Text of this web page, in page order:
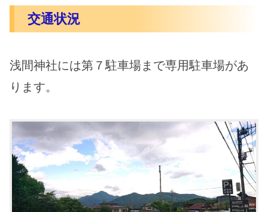
交通状況
浅間神社には第７駐車場まで専用駐車場があ
ります。